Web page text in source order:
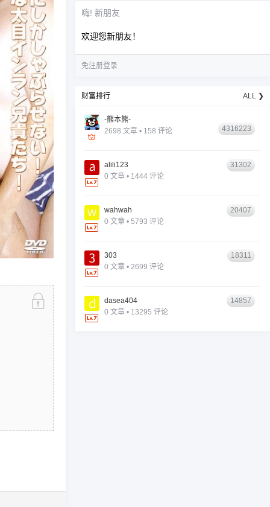
嗨! 新朋友
欢迎您新朋友！
免注册登录
财富排行 ALL ❯
-熊本熊-
2698 文章 • 158 评论
4316223
alili123
0 文章 • 1444 评论
31302
wahwah
0 文章 • 5793 评论
20407
303
0 文章 • 2699 评论
18311
dasea404
0 文章 • 13295 评论
14857